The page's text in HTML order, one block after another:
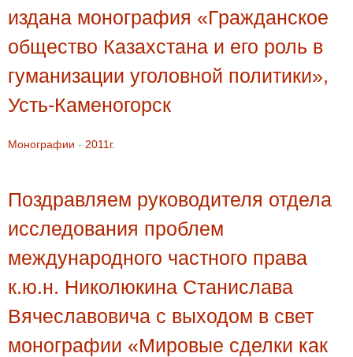
издана монография «Гражданское
общество Казахстана и его роль в
гуманизации уголовной политики»,
Усть-Каменогорск
Монографии - 2011г.
Поздравляем руководителя отдела
исследования проблем
международного частного права
к.ю.н. Николюкина Станислава
Вячеславовича с выходом в свет
монографии «Мировые сделки как